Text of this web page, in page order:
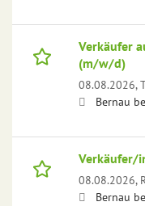
Verkäufer
(m/w/d)
08.08.2026,
Bernau
Verkäufer/
08.08.2026,
Bernau